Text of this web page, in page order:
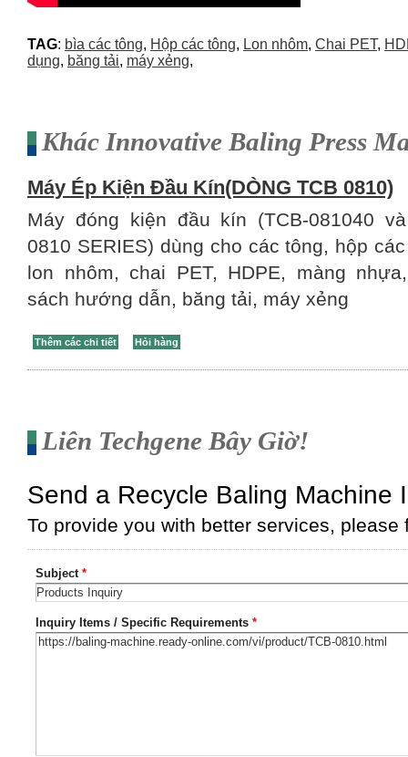
TAG: bìa các tông, Hộp các tông, Lon nhôm, Chai PET,
dụng, băng tải, máy xẻng,
Khác Innovative Baling Press
Máy Ép Kiện Đầu Kín(DÒNG TCB 0810)
Máy đóng kiện đầu kín (TCB-081040
0810 SERIES) dùng cho các tông, hộp
lon nhôm, chai PET, HDPE, màng
sách hướng dẫn, băng tải, máy xẻng
Thêm các chi tiết Hỏi hàng
Liên Techgene Bây Giờ!